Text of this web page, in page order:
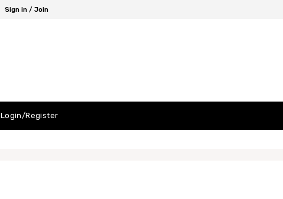
Sign in / Join
Login/Register